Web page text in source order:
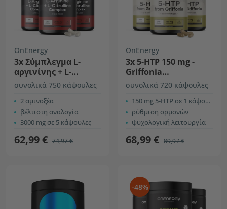
OnEnergy
3x Σύμπλεγμα L-
αργινίνης + L-
κιτρουλίνης 3000 mg
συνολικά 750 κάψουλες
2 αμινοξέα
βέλτιστη αναλογία
3000 mg σε 5 κάψουλες
62,99 € 74,97 €
OnEnergy
3x 5-HTP 150 mg -
Griffonia
Simplicifolia
συνολικά 720 κάψουλες
150 mg 5-HTP σε 1 κάψουλα
ρύθμιση ορμονών
ψυχολογική λειτουργία
68,99 € 89,97 €
-48%